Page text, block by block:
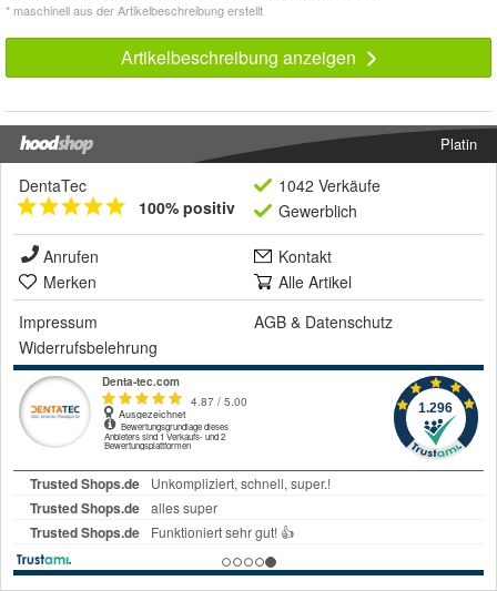
* maschinell aus der Artikelbeschreibung erstellt
Artikelbeschreibung anzeigen
Platin
DentaTec
100% positiv
1042 Verkäufe
Gewerblich
Anrufen
Kontakt
Merken
Alle Artikel
Impressum
AGB & Datenschutz
Widerrufsbelehrung